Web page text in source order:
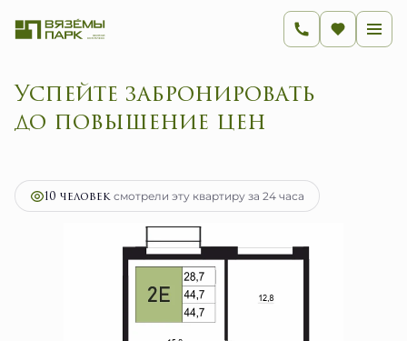
Успейте забронировать
до повышение цен
2-комнатная44.7 м2
10 человексмотрели эту квартиру за 24 часа